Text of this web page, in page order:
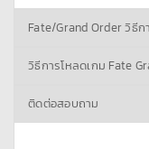
Fate/Grand Order วิธีก
วิธีการโหลดเกม Fate
ติดต่อสอบถาม